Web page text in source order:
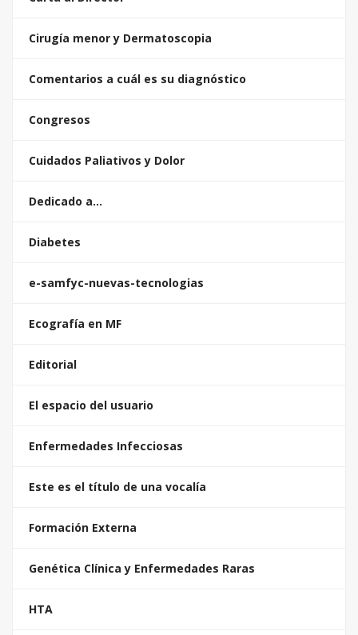
Cirugía menor y Dermatoscopia
Comentarios a cuál es su diagnóstico
Congresos
Cuidados Paliativos y Dolor
Dedicado a…
Diabetes
e-samfyc-nuevas-tecnologias
Ecografía en MF
Editorial
El espacio del usuario
Enfermedades Infecciosas
Este es el título de una vocalía
Formación Externa
Genética Clínica y Enfermedades Raras
HTA